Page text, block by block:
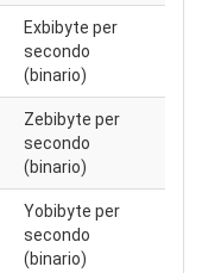
Exbibyte per
secondo
(binario)
Zebibyte per
secondo
(binario)
Yobibyte per
secondo
(binario)